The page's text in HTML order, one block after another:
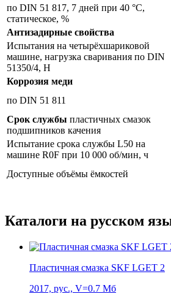
по DIN 51 817, 7 дней при 40 °C,
статическое, %
Антизадирные свойства
Испытания на четырёхшариковой
машине, нагрузка сваривания по DIN
51350/4, Н
Коррозия меди
по DIN 51 811
Срок службы пластичных смазок
подшипников качения
Испытание срока службы L50 на
машине R0F при 10 000 об/мин, ч
Доступные объёмы ёмкостей
Каталоги на русском
Пластичная смазка SKF LGET 2
2017, рус., V=0.7 Мб